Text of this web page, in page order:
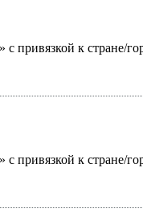
привязкой к
привязкой к